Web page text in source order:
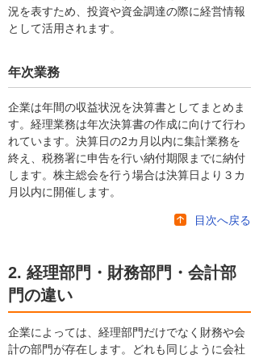
況を表すため、投資や資金調達の際に経営情報
として活用されます。
年次業務
企業は年間の収益状況を決算書としてまとめま
す。経理業務は年次決算書の作成に向けて行わ
れています。決算日の2カ月以内に集計業務を
終え、税務署に申告を行い納付期限までに納付
します。株主総会を行う場合は決算日より３カ
月以内に開催します。
目次へ戻る
2. 経理部門・財務部門・会計部
門の違い
企業によっては、経理部門だけでなく財務や会
計の部門が存在します。どれも同じように会社